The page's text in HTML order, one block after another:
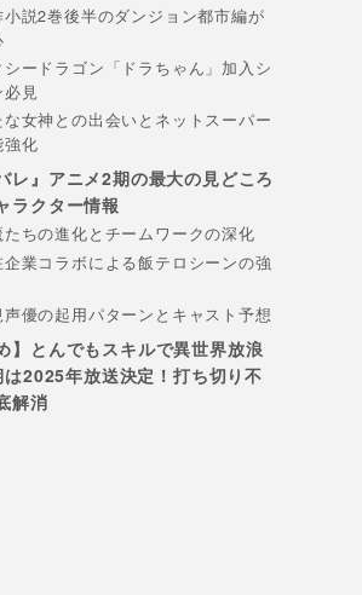
小説2巻後半のダンジョン都市編が
シードラゴン「ドラちゃん」加入シ
必見
な女神との出会いとネットスーパー
強化
レ』アニメ2期の最大の見どころ
ラクター情報
たちの進化とチームワークの深化
企業コラボによる飯テロシーンの強
声優の起用パターンとキャスト予想
】とんでもスキルで異世界放浪
は2025年放送決定！打ち切り不
解消